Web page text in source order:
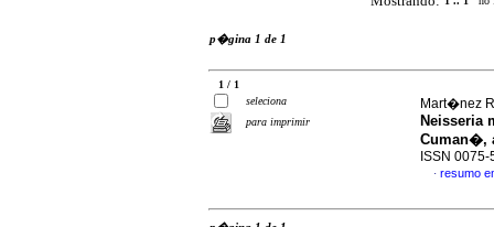
p�gina 1 de 1
1 / 1
seleciona
para imprimir
Mart�nez
Neisseria
Cuman�,
ISSN 0075-
· resumo